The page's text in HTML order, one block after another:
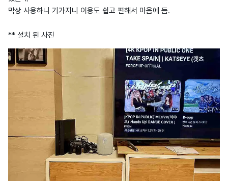
막상 사용하니 기가지니 이용도 쉽고 편해서 마음에 듬.
** 설치 된 사진